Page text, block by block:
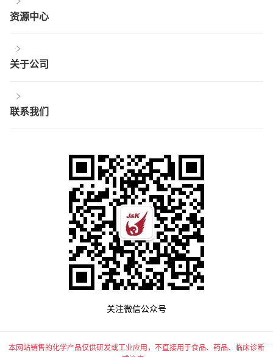
资源中心
关于公司
联系我们
关注微信公众号
本网站销售的化学产品仅供研发或工业应用，不直接用于食品、药品、临床诊断